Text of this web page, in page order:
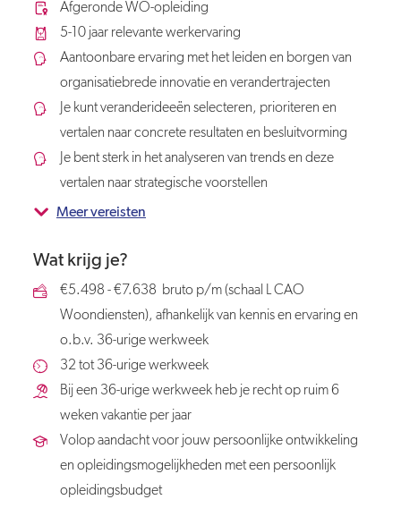
Afgeronde WO-opleiding
5-10 jaar relevante werkervaring
Aantoonbare ervaring met het leiden en borgen van
organisatiebrede innovatie en verandertrajecten
Je kunt veranderideeën selecteren, prioriteren en
vertalen naar concrete resultaten en besluitvorming
Je bent sterk in het analyseren van trends en deze
vertalen naar strategische voorstellen
Meer vereisten
Wat krijg je?
€5.498 - €7.638 bruto p/m (schaal L CAO
Woondiensten), afhankelijk van kennis en ervaring en
o.b.v. 36-urige werkweek
32 tot 36-urige werkweek
Bij een 36-urige werkweek heb je recht op ruim 6
weken vakantie per jaar
Volop aandacht voor jouw persoonlijke ontwikkeling
en opleidingsmogelijkheden met een persoonlijk
opleidingsbudget